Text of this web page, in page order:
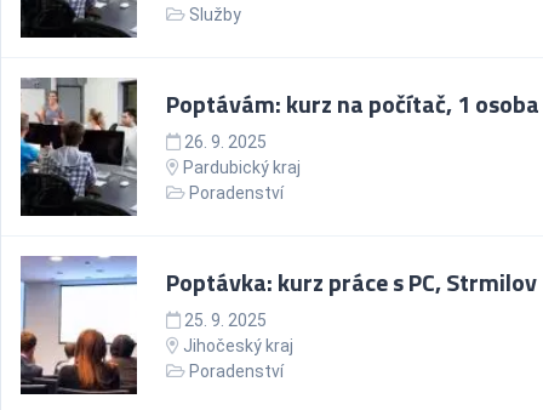
Služby
Poptávám: kurz na počítač, 1 osoba
26. 9. 2025
Pardubický kraj
Poradenství
Poptávka: kurz práce s PC, Strmilov
25. 9. 2025
Jihočeský kraj
Poradenství